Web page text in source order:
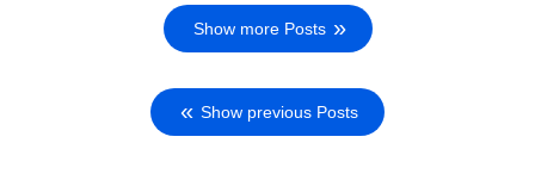
Show more Posts
Show previous Posts